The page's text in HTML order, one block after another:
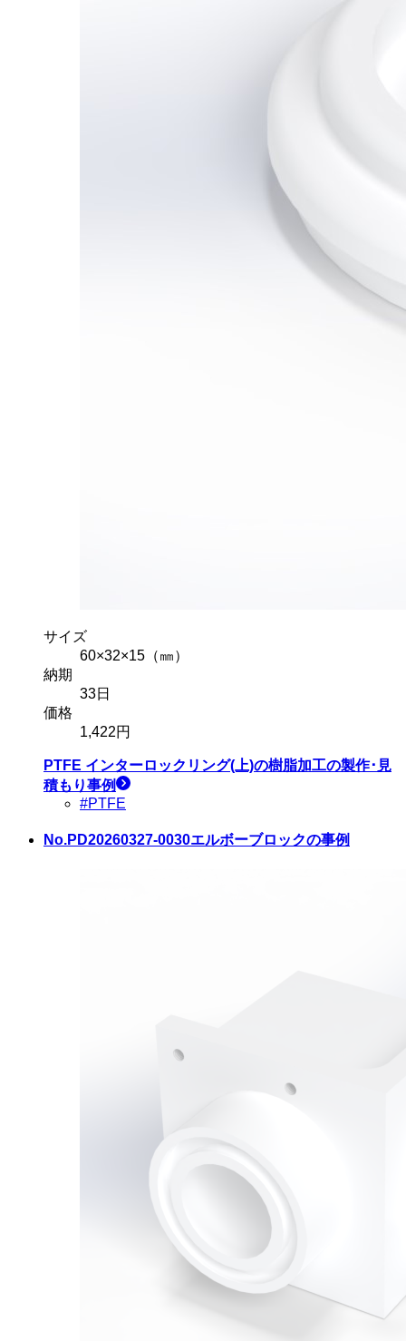
サイズ
60×32×15（㎜）
納期
33日
価格
1,422円
PTFE インターロックリング(上)の樹脂加工の製作･見
積もり事例
#PTFE
No.PD20260327-0030エルボーブロックの事例